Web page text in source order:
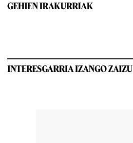
GEHIEN IRAKURRIAK
INTERESGARRIA IZANGO ZAIZU